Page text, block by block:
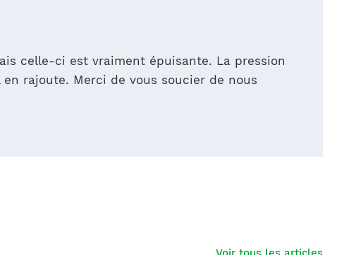
celle-ci est vraiment épuisante. La pression
rajoute. Merci de vous soucier de nous